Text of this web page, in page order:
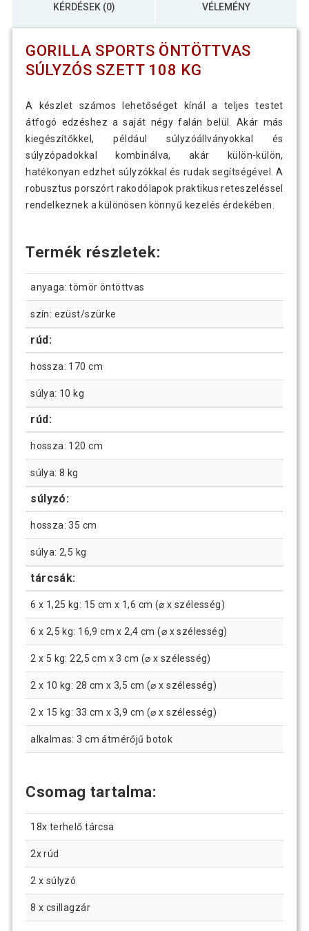
KÉRDÉSEK (0) VÉLEMÉNY
GORILLA SPORTS ÖNTÖTTVAS
SÚLYZÓS SZETT 108 KG
A készlet számos lehetőséget kínál a teljes testet
átfogó edzéshez a saját négy falán belül. Akár más
kiegészítőkkel, például súlyzóállványokkal és
súlyzópadokkal kombinálva, akár külön-külön,
hatékonyan edzhet súlyzókkal és rudak segítségével. A
robusztus porszórt rakodólapok praktikus reteszeléssel
rendelkeznek a különösen könnyű kezelés érdekében.
Termék részletek:
anyaga: tömör öntöttvas
szín: ezüst/szürke
rúd:
hossza: 170 cm
súlya: 10 kg
rúd:
hossza: 120 cm
súlya: 8 kg
súlyzó:
hossza: 35 cm
súlya: 2,5 kg
tárcsák:
6 x 1,25 kg: 15 cm x 1,6 cm (⌀ x szélesség)
6 x 2,5 kg: 16,9 cm x 2,4 cm (⌀ x szélesség)
2 x 5 kg: 22,5 cm x 3 cm (⌀ x szélesség)
2 x 10 kg: 28 cm x 3,5 cm (⌀ x szélesség)
2 x 15 kg: 33 cm x 3,9 cm (⌀ x szélesség)
alkalmas: 3 cm átmérőjű botok
Csomag tartalma:
18x terhelő tárcsa
2x rúd
2 x súlyzó
8 x csillagzár